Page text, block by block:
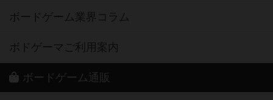
ボードゲーム業界コラム
ボドゲーマご利用案内
ボードゲーム通販